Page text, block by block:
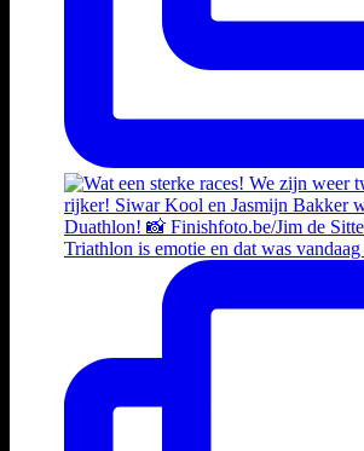
Triathlon is emotie en dat was